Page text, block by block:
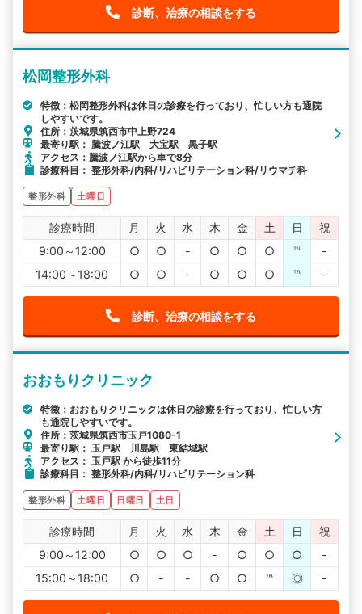
診断、治療の相談をする
松岡整形外科
特徴：松岡整形外科は休日の診療を行っており、忙しい方も通院
しやすいです。
住所：茨城県筑西市中上野724
最寄り駅： 騰波ノ江駅 大宝駅 黒子駅
アクセス：騰波ノ江駅から車で8分
診療科目： 整形外科/内科/リハビリテーション科/リウマチ科
整形外科 土曜日
診療時間 月 火 水 木 金 土 日
祝
9:00～12:00
○ ○ - ○ ○ ○ ℡
-
14:00～18:00
○ ○ - ○ ○ ○ ℡ -
診断、治療の相談をする
おおもりクリニック
特徴：おおもりクリニックは休日の診療を行っており、忙しい方
も通院しやすいです。
住所：茨城県筑西市玉戸1080-1
最寄り駅： 玉戸駅 川島駅 東結城駅
アクセス： 玉戸駅 から徒歩11分
診療科目： 整形外科/内科/リハビリテーション科
整形外科 土曜日 日曜日 土日
診療時間 月 火 水 木 金 土 日
祝
9:00～12:00
○ ○ ○ - ○ ○ ○
-
15:00～18:00
○ - - ○ ○ ℡ ◎ -